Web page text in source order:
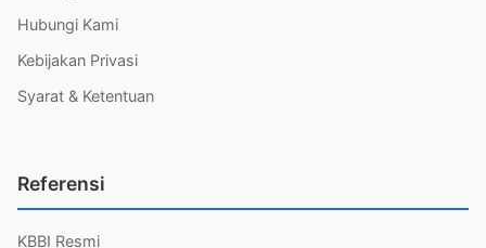
Hubungi Kami
Kebijakan Privasi
Syarat & Ketentuan
Referensi
KBBI Resmi